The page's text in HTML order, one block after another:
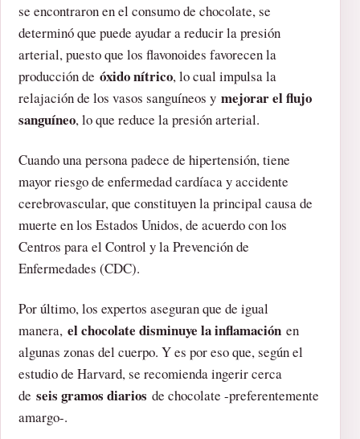
se encontraron en el consumo de chocolate, se
determinó que puede ayudar a reducir la presión
arterial, puesto que los flavonoides favorecen la
producción de óxido nítrico, lo cual impulsa la
relajación de los vasos sanguíneos y mejorar el flujo
sanguíneo, lo que reduce la presión arterial.
Cuando una persona padece de hipertensión, tiene
mayor riesgo de enfermedad cardíaca y accidente
cerebrovascular, que constituyen la principal causa de
muerte en los Estados Unidos, de acuerdo con los
Centros para el Control y la Prevención de
Enfermedades (CDC).
Por último, los expertos aseguran que de igual
manera, el chocolate disminuye la inflamación en
algunas zonas del cuerpo. Y es por eso que, según el
estudio de Harvard, se recomienda ingerir cerca
de seis gramos diarios de chocolate -preferentemente
amargo-.